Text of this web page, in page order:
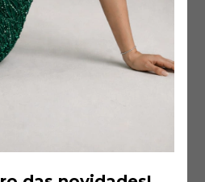
sem juros